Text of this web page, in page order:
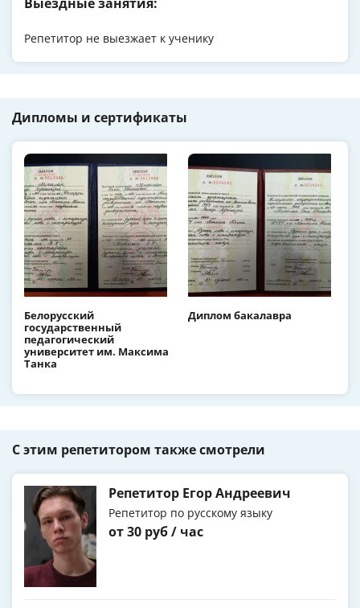
Репетитор не выезжает к ученику
Дипломы и сертификаты
Белорусский
государственный
педагогический
университет им. Максима
Танка
Диплом бакалавра
С этим репетитором также смотрели
Репетитор Егор Андреевич
Репетитор по русскому языку
от 30 руб / час